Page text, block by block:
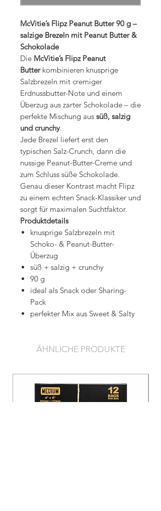
McVitie’s Flipz Peanut Butter 90 g –
salzige Brezeln mit Peanut Butter &
Schokolade
Die McVitie’s Flipz Peanut
Butterkombinieren knusprige
Salzbrezeln mit cremiger
Erdnussbutter-Note und einem
Überzug aus zarter Schokolade – die
perfekte Mischung aus süß, salzig
und crunchy.
Jede Brezel liefert erst den
typischen Salz-Crunch, dann die
nussige Peanut-Butter-Creme und
zum Schluss süße Schokolade.
Genau dieser Kontrast macht Flipz
zu einem echten Snack-Klassiker und
sorgt für maximalen Suchtfaktor.
Produktdetails
knusprige Salzbrezeln mit
Schoko- & Peanut-Butter-
Überzug
süß + salzig + crunchy
90 g
ideal als Snack oder Sharing-
Pack
perfekter Mix aus Sweet & Salty
ÄHNLICHE PRODUKTE